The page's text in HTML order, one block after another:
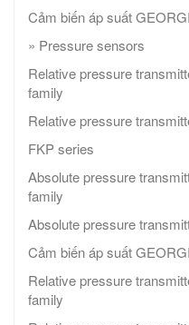
Cảm biến áp suất
» Pressure sensors
Relative pressure
family
Relative pressure
FKP series
Absolute pressure
family
Absolute pressure
Cảm biến áp suất
Relative pressure
family